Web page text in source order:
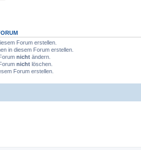
Forum erstellen.
in diesem Forum erstellen.
nicht ändern.
nicht löschen.
Forum erstellen.